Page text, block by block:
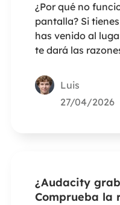
¿Por qué no
pantalla? Si
has venido al
te dará las
Luis
27/04/2026
¿Audacity
Comprueba la